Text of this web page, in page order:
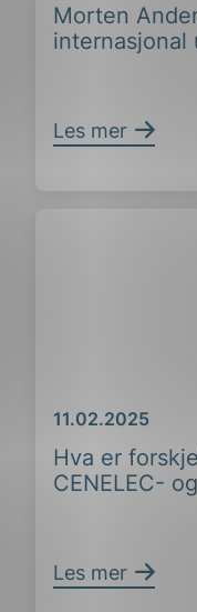
Morten
internasjonal
Les mer
Hva er
CENELEC-
Dato
11.02.2025
Les mer